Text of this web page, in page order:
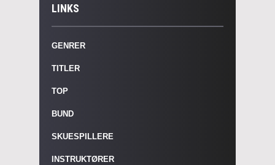
LINKS
GENRER
TITLER
TOP
BUND
SKUESPILLERE
INSTRUKTØRER